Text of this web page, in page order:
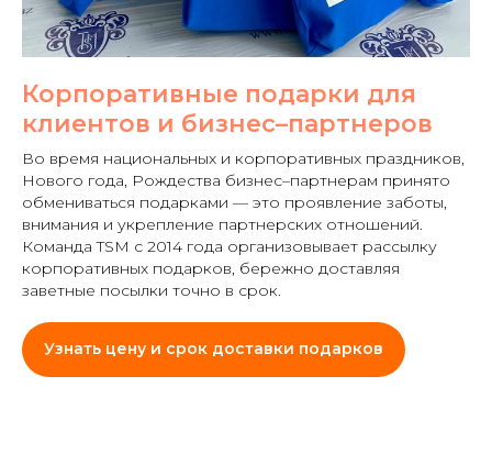
Корпоративные подарки для
клиентов и бизнес–партнеров
Во время национальных и корпоративных праздников,
Нового года, Рождества бизнес–партнерам принято
обмениваться подарками — это проявление заботы,
внимания и укрепление партнерских отношений.
Команда TSM с 2014 года организовывает рассылку
корпоративных подарков, бережно доставляя
заветные посылки точно в срок.
Узнать цену и срок доставки подарков